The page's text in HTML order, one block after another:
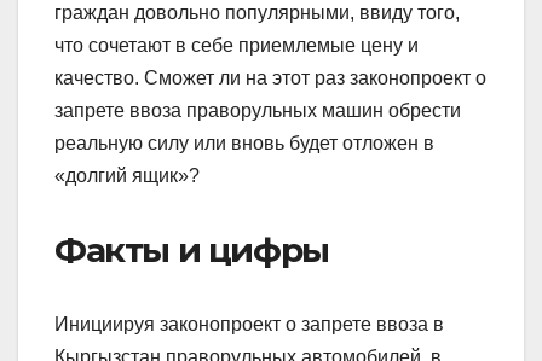
граждан довольно популярными, ввиду того,
что сочетают в себе приемлемые цену и
качество. Сможет ли на этот раз законопроект о
запрете ввоза праворульных машин обрести
реальную силу или вновь будет отложен в
«долгий ящик»?
Факты и цифры
Инициируя законопроект о запрете ввоза в